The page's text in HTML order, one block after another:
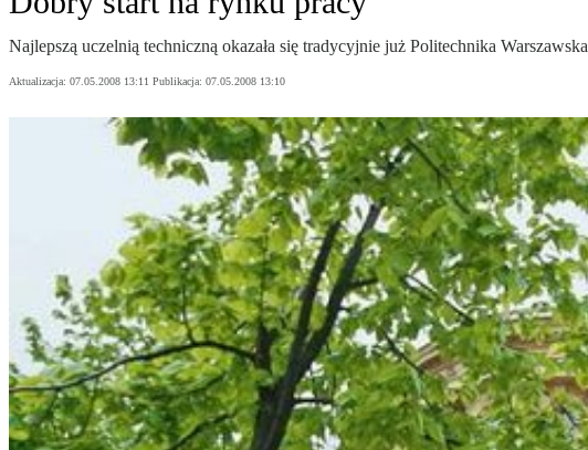
Najlepszą uczelnią techniczną okazała się tradycyjnie już Politechnika Warszawska
Aktualizacja: 07.05.2008 13:11 Publikacja: 07.05.2008 13:10